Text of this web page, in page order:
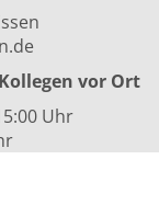
vor Ort
Uhr